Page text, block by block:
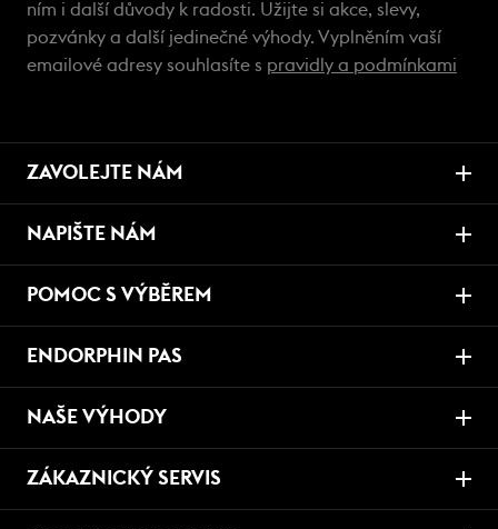
ním i další důvody k radosti. Užijte si akce, slevy,
pozvánky a další jedinečné výhody. Vyplněním vaší
emailové adresy souhlasíte s pravidly a podmínkami
ZAVOLEJTE NÁM
NAPIŠTE NÁM
POMOC S VÝBĚREM
ENDORPHIN PAS
NAŠE VÝHODY
ZÁKAZNICKÝ SERVIS